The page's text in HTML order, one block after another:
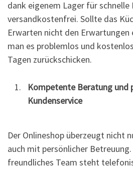
dank eigenem Lager für
versandkostenfrei. Sollte das
Erwarten nicht den Erwartungen
man es problemlos und
Tagen zurückschicken.
Kompetente Beratung und
Kundenservice
Der Onlineshop überzeugt nicht
auch mit persönlicher
freundliches Team steht